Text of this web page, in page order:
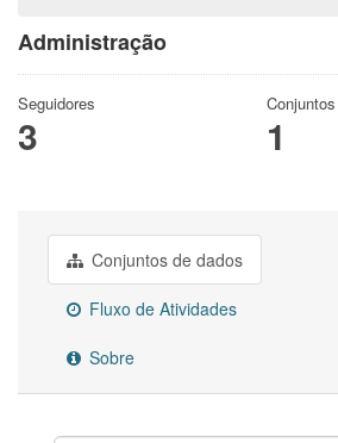
Administração
Seguidores
3 1
Conjuntos de dados
Fluxo de Atividades
Sobre